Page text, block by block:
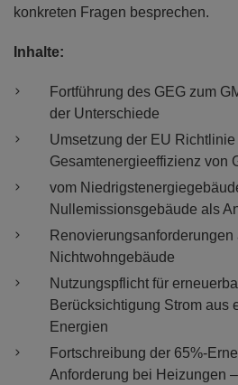
konkreten Fragen besprechen.
Inhalte:
Fortführung des GEG zum
der Unterschiede
Umsetzung der EU Richtlinie
Gesamtenergieeffizienz von
vom
Nullemissionsgebäude als
Renovierungsanforderungen
Nichtwohngebäude
Nutzungspflicht für
Berücksichtigung Strom aus
Energien
Fortschreibung der 65%-
Anforderung bei Heizungen